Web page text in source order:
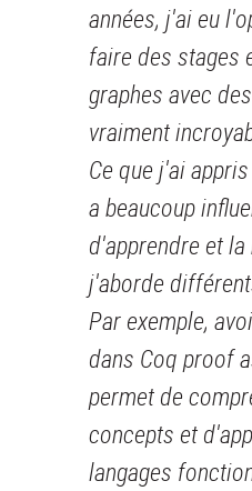
années, j'ai eu
faire des stages
graphes avec
vraiment
Ce que j'ai
a beaucoup
d'apprendre et
j'aborde
Par exemple,
dans Coq proof
permet de
concepts et
langages